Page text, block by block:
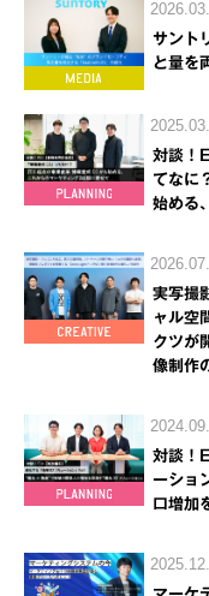
サント
と量を
対談！
てなに
始める
実写撮
ャル空
クツが
像制作
対談！
ーショ
口増加